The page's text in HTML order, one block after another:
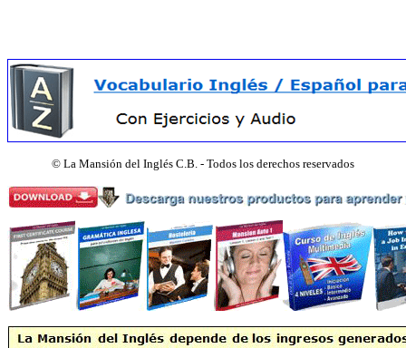
© La Mansión del Inglés C.B. - Todos los derechos reservados